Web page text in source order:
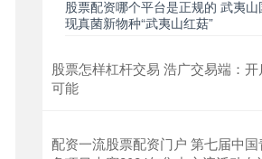
股票配资哪个平台是正规的 武夷
现真菌新物种“武夷山红菇”
股票怎样杠杆交易 浩广交易端：
可能
配资一流股票配资门户 第七届中